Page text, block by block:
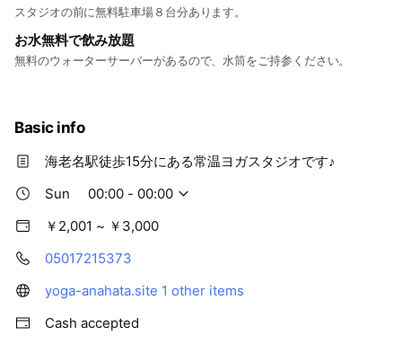
スタジオの前に無料駐車場８台分あります。
お水無料で飲み放題
無料のウォーターサーバーがあるので、水筒をご持参ください。
Basic info
海老名駅徒歩15分にある常温ヨガスタジオです♪
Sun
00:00 - 00:00
￥2,001 ~ ￥3,000
05017215373
yoga-anahata.site 1 other items
Cash accepted